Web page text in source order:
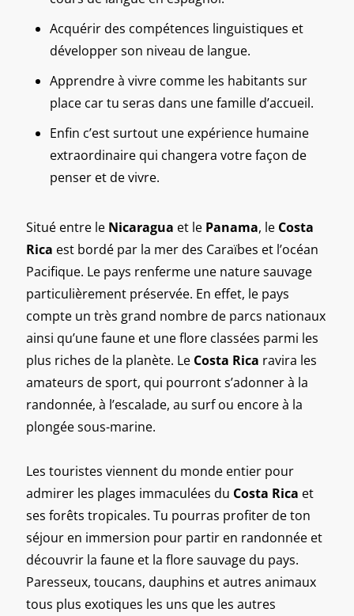
Acquérir des compétences linguistiques et
développer son niveau de langue.
Apprendre à vivre comme les habitants sur
place car tu seras dans une famille d’accueil.
Enfin c’est surtout une expérience humaine
extraordinaire qui changera votre façon de
penser et de vivre.
Situé entre le Nicaragua et le Panama, le Costa
Rica est bordé par la mer des Caraïbes et l’océan
Pacifique. Le pays renferme une nature sauvage
particulièrement préservée. En effet, le pays
compte un très grand nombre de parcs nationaux
ainsi qu’une faune et une flore classées parmi les
plus riches de la planète. Le Costa Rica ravira les
amateurs de sport, qui pourront s’adonner à la
randonnée, à l’escalade, au surf ou encore à la
plongée sous-marine.
Les touristes viennent du monde entier pour
admirer les plages immaculées du Costa Rica et
ses forêts tropicales. Tu pourras profiter de ton
séjour en immersion pour partir en randonnée et
découvrir la faune et la flore sauvage du pays.
Paresseux, toucans, dauphins et autres animaux
tous plus exotiques les uns que les autres